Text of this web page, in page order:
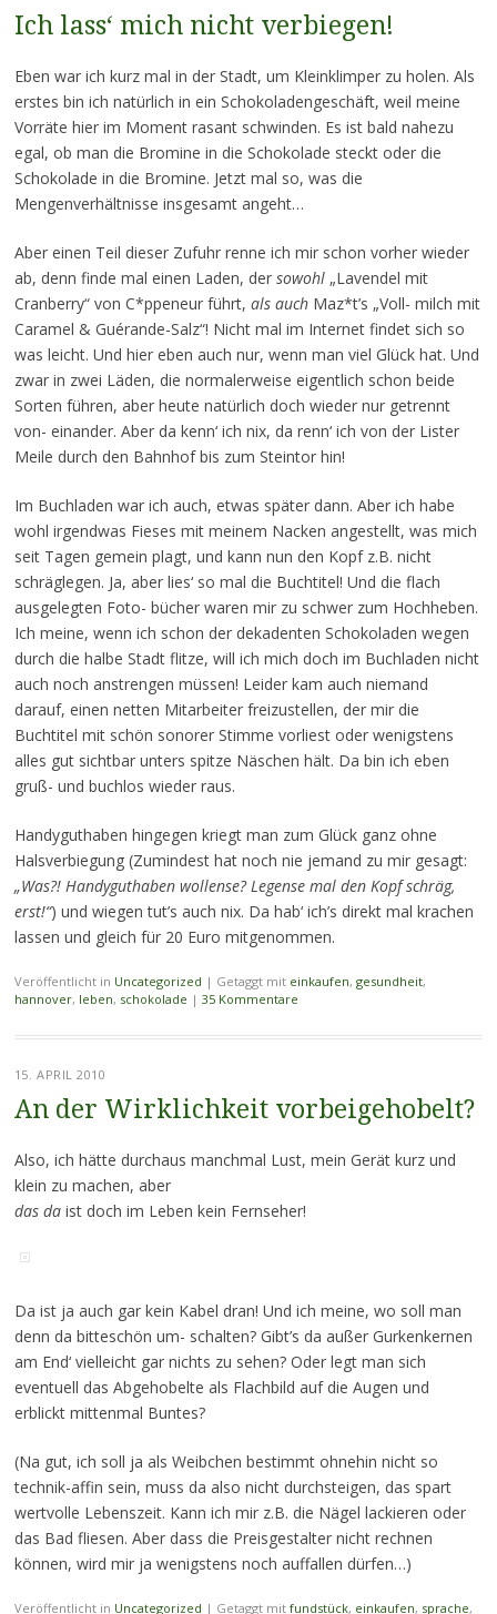
Ich lass‘ mich nicht verbiegen!
Eben war ich kurz mal in der Stadt, um Kleinklimper zu holen. Als
erstes bin ich natürlich in ein Schokoladengeschäft, weil meine
Vorräte hier im Moment rasant schwinden. Es ist bald nahezu
egal, ob man die Bromine in die Schokolade steckt oder die
Schokolade in die Bromine. Jetzt mal so, was die
Mengenverhältnisse insgesamt angeht…
Aber einen Teil dieser Zufuhr renne ich mir schon vorher wieder
ab, denn finde mal einen Laden, der sowohl„Lavendel mit
Cranberry“ von C*ppeneur führt, als auchMaz*t’s „Voll- milch mit
Caramel & Guérande-Salz“! Nicht mal im Internet findet sich so
was leicht. Und hier eben auch nur, wenn man viel Glück hat. Und
zwar in zwei Läden, die normalerweise eigentlich schon beide
Sorten führen, aber heute natürlich doch wieder nur getrennt
von- einander. Aber da kenn‘ ich nix, da renn‘ ich von der Lister
Meile durch den Bahnhof bis zum Steintor hin!
Im Buchladen war ich auch, etwas später dann. Aber ich habe
wohl irgendwas Fieses mit meinem Nacken angestellt, was mich
seit Tagen gemein plagt, und kann nun den Kopf z.B. nicht
schräglegen. Ja, aber lies‘ so mal die Buchtitel! Und die flach
ausgelegten Foto- bücher waren mir zu schwer zum Hochheben.
Ich meine, wenn ich schon der dekadenten Schokoladen wegen
durch die halbe Stadt flitze, will ich mich doch im Buchladen nicht
auch noch anstrengen müssen! Leider kam auch niemand
darauf, einen netten Mitarbeiter freizustellen, der mir die
Buchtitel mit schön sonorer Stimme vorliest oder wenigstens
alles gut sichtbar unters spitze Näschen hält. Da bin ich eben
gruß- und buchlos wieder raus.
Handyguthaben hingegen kriegt man zum Glück ganz ohne
Halsverbiegung (Zumindest hat noch nie jemand zu mir gesagt:
„Was?! Handyguthaben wollense? Legense mal den Kopf schräg,
erst!“) und wiegen tut’s auch nix. Da hab‘ ich’s direkt mal krachen
lassen und gleich für 20 Euro mitgenommen.
Veröffentlicht in Uncategorized | Getaggt mit einkaufen, gesundheit,
hannover, leben, schokolade | 35 Kommentare
15. APRIL 2010
An der Wirklichkeit vorbeigehobelt?
Also, ich hätte durchaus manchmal Lust, mein Gerät kurz und
klein zu machen, aber
das daist doch im Leben kein Fernseher!
Da ist ja auch gar kein Kabel dran! Und ich meine, wo soll man
denn da bitteschön um- schalten? Gibt’s da außer Gurkenkernen
am End‘ vielleicht gar nichts zu sehen? Oder legt man sich
eventuell das Abgehobelte als Flachbild auf die Augen und
erblickt mittenmal Buntes?
(Na gut, ich soll ja als Weibchen bestimmt ohnehin nicht so
technik-affin sein, muss da also nicht durchsteigen, das spart
wertvolle Lebenszeit. Kann ich mir z.B. die Nägel lackieren oder
das Bad fliesen. Aber dass die Preisgestalter nicht rechnen
können, wird mir ja wenigstens noch auffallen dürfen…)
Veröffentlicht in Uncategorized | Getaggt mit fundstück, einkaufen, sprache,